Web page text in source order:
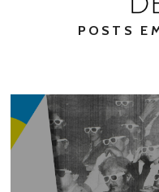
POSTS